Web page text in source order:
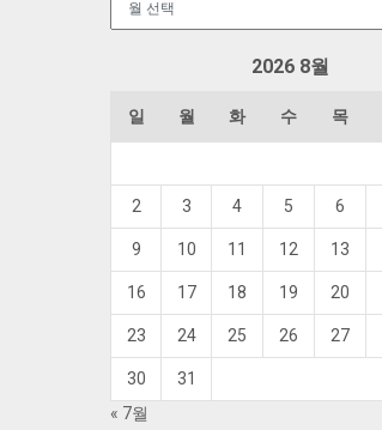
2026 8월
일 월 화 수 목
2 3 4 5 6
9 10 11 12 13
16 17 18 19 20
23 24 25 26 27
30
31
« 7월